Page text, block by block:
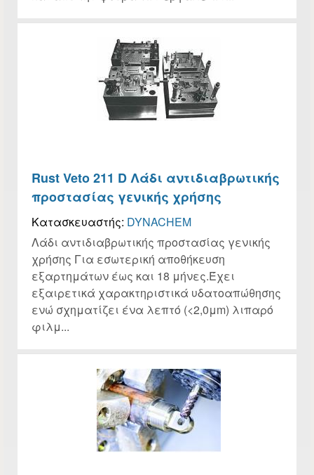
Rust Veto 211 D Λάδι αντιδιαβρωτικής
προστασίας γενικής χρήσης
Κατασκευαστής: DYNACHEM
Λάδι αντιδιαβρωτικής προστασίας γενικής
χρήσης Για εσωτερική αποθήκευση
εξαρτημάτων έως και 18 μήνες.Έχει
εξαιρετικά χαρακτηριστικά υδατοαπώθησης
ενώ σχηματίζει ένα λεπτό (<2,0μm) λιπαρό
φιλμ...